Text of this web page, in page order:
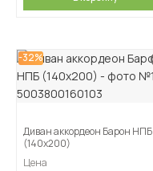
-32%
Диван аккордеон Барон НПБ
(140х200)
Цена